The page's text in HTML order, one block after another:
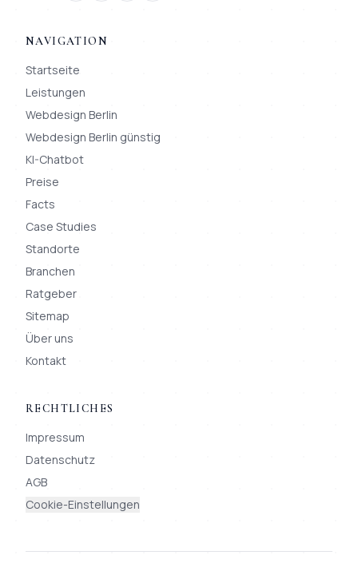
NAVIGATION
Startseite
Leistungen
Webdesign Berlin
Webdesign Berlin günstig
KI-Chatbot
Preise
Facts
Case Studies
Standorte
Branchen
Ratgeber
Sitemap
Über uns
Kontakt
RECHTLICHES
Impressum
Datenschutz
AGB
Cookie-Einstellungen